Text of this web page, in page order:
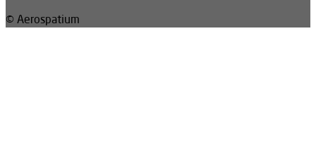
© Aerospatium